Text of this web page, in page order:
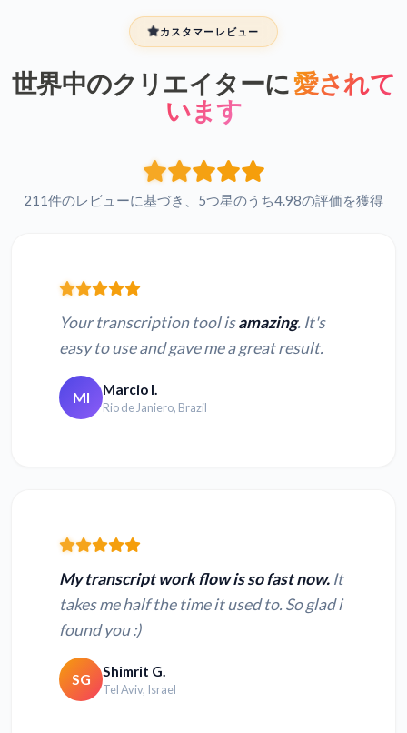
カスタマーレビュー
世界中のクリエイターに愛されて
います
211件のレビューに基づき、5つ星のうち4.98の評価を獲得
Your transcription tool isamazing. It's
easy to use and gave me a great result.
MI Marcio I.
Rio de Janiero, Brazil
My transcript work flow is so fast now. It
takes me half the time it used to. So glad i
found you :)
SG Shimrit G.
Tel Aviv, Israel